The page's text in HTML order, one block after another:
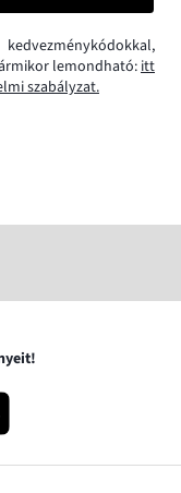
lemondható:itt
szabályzat.